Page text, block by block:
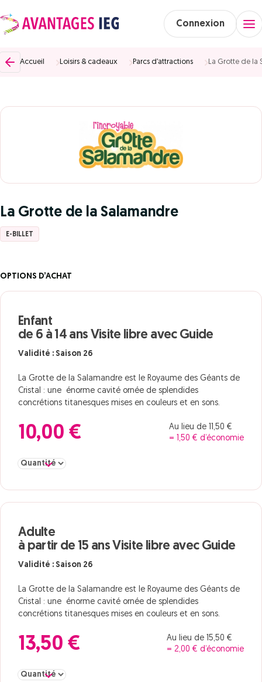
Connexion
Accueil Loisirs & cadeaux Parcs d’attractions La Grotte de la
La Grotte de la Salamandre
E-BILLET
OPTIONS D’ACHAT
Enfant
de 6 à 14 ans Visite libre avec Guide
Validité : Saison 26
La Grotte de la Salamandre est le Royaume des Géants de
Cristal : une énorme cavité ornée de splendides
concrétions titanesques mises en couleurs et en sons.
10,00 €
Au lieu de 11,50 €
= 1,50 € d’économie
Sélectionner la quantité pour Enfant de 6 à 14 ans Visite libre
Adulte
à partir de 15 ans Visite libre avec Guide
Validité : Saison 26
La Grotte de la Salamandre est le Royaume des Géants de
Cristal : une énorme cavité ornée de splendides
concrétions titanesques mises en couleurs et en sons.
13,50 €
Au lieu de 15,50 €
= 2,00 € d’économie
Sélectionner la quantité pour Adulte à partir de 15 ans Visite